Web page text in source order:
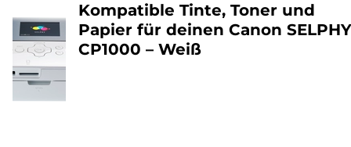
Kompatible Tinte, Toner und
Papier für deinen Canon SELPHY
CP1000 – Weiß